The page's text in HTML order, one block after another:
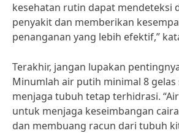
kesehatan rutin dapat mendeteksi
penyakit dan memberikan
penanganan yang lebih efektif,”
Terakhir, jangan lupakan
Minumlah air putih minimal 8
menjaga tubuh tetap terhidrasi.
untuk menjaga keseimbangan
dan membuang racun dari tubuh